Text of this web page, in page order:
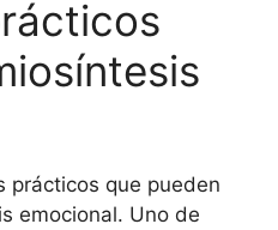
prácticos que pueden
emocional. Uno de